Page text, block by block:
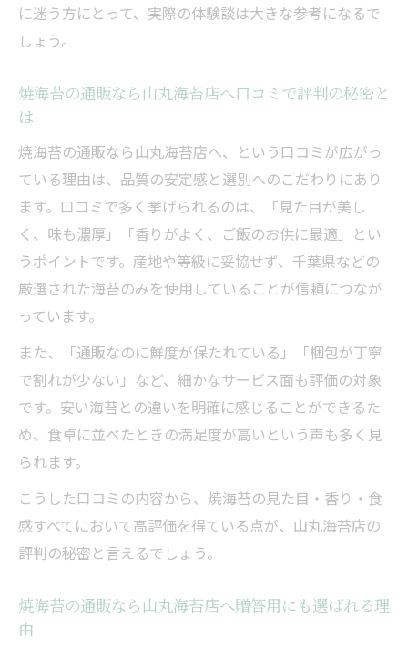
に迷う方にとって、実際の体験談は大きな参考になるで
しょう。
焼海苔の通販なら山丸海苔店へ口コミで評判の秘密と
は
焼海苔の通販なら山丸海苔店へ、という口コミが広がっ
ている理由は、品質の安定感と選別へのこだわりにあり
ます。口コミで多く挙げられるのは、「見た目が美し
く、味も濃厚」「香りがよく、ご飯のお供に最適」とい
うポイントです。産地や等級に妥協せず、千葉県などの
厳選された海苔のみを使用していることが信頼につなが
っています。
また、「通販なのに鮮度が保たれている」「梱包が丁寧
で割れが少ない」など、細かなサービス面も評価の対象
です。安い海苔との違いを明確に感じることができるた
め、食卓に並べたときの満足度が高いという声も多く見
られます。
こうした口コミの内容から、焼海苔の見た目・香り・食
感すべてにおいて高評価を得ている点が、山丸海苔店の
評判の秘密と言えるでしょう。
焼海苔の通販なら山丸海苔店へ贈答用にも選ばれる理
由